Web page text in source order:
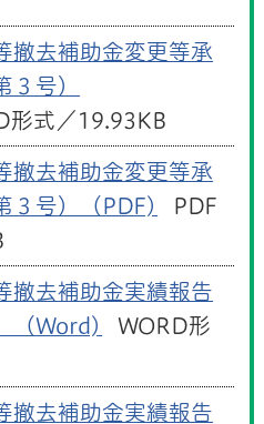
撤去補助金変更等承
３号）
形式／19.93KB
撤去補助金変更等承
３号）（PDF)
PDF
撤去補助金実績報告
（Word)
WORD形
撤去補助金実績報告